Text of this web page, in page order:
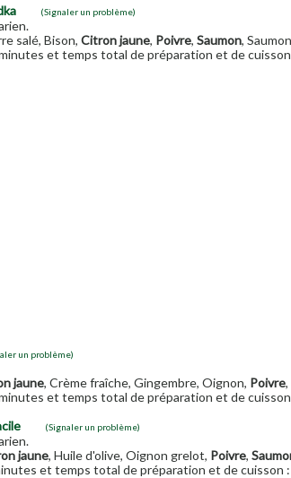
(Signaler un problème)
salé, Bison, Citron jaune, Poivre, Saumon,
et temps total de préparation et de
un problème)
jaune, Crème fraîche, Gingembre, Oignon, Poivre,
et temps total de préparation et de
(Signaler un problème)
jaune, Huile d'olive, Oignon grelot, Poivre,
et temps total de préparation et de cuisson